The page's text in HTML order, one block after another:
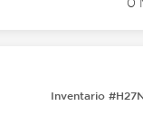
Inventario